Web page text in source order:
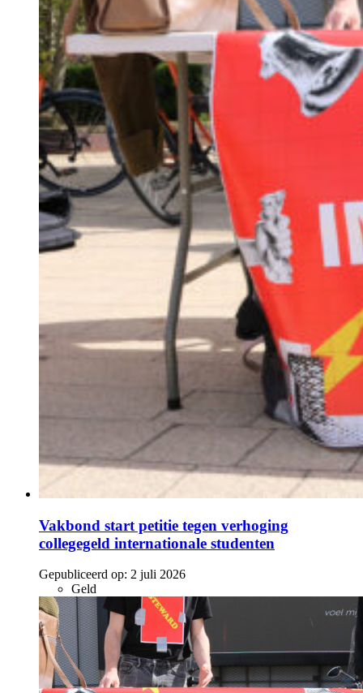
Vakbond start petitie tegen verhoging
collegegeld internationale studenten
Gepubliceerd op: 2 juli 2026
Geld